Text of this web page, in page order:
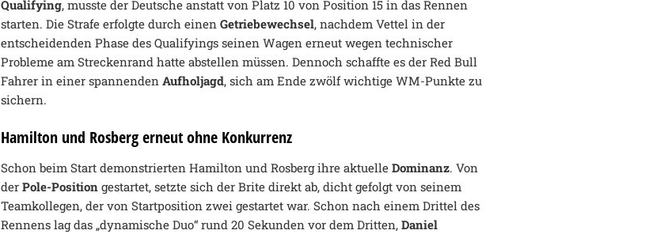
Qualifying, musste der Deutsche anstatt von Platz 10 von Position 15 in das Rennen
starten. Die Strafe erfolgte durch einenGetriebewechsel, nachdem Vettel in der
entscheidenden Phase des Qualifyings seinen Wagen erneut wegen technischer
Probleme am Streckenrand hatte abstellen müssen. Dennoch schaffte es der Red Bull
Fahrer in einer spannendenAufholjagd, sich am Ende zwölf wichtige WM-Punkte zu
sichern.
Hamilton und Rosberg erneut ohne Konkurrenz
Schon beim Start demonstrierten Hamilton und Rosberg ihre aktuelleDominanz. Von
derPole-Position gestartet, setzte sich der Brite direkt ab, dicht gefolgt von seinem
Teamkollegen, der von Startposition zwei gestartet war. Schon nach einem Drittel des
Rennens lag das „dynamische Duo“ rund 20 Sekunden vor dem Dritten,Daniel